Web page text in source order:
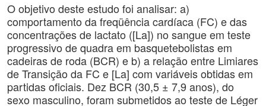
O objetivo deste estudo foi analisar: a)
comportamento da freqüência cardíaca (FC) e das
concentrações de lactato ([La]) no sangue em teste
progressivo de quadra em basquetebolistas em
cadeiras de roda (BCR) e b) a relação entre Limiares
de Transição da FC e [La] com variáveis obtidas em
partidas oficiais. Dez BCR (30,5 ± 7,9 anos), do
sexo masculino, foram submetidos ao teste de Léger